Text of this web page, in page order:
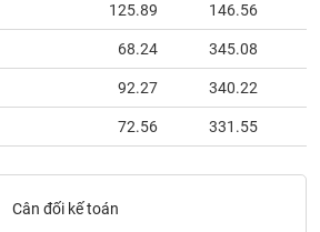
125.89 146.56
68.24 345.08
92.27 340.22
72.56 331.55
Cân đối kế toán